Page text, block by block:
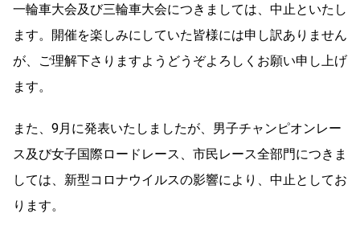
一輪車大会及び三輪車大会につきましては、中止といたし
ます。開催を楽しみにしていた皆様には申し訳ありません
が、ご理解下さりますようどうぞよろしくお願い申し上げ
ます。
また、9月に発表いたしましたが、男子チャンピオンレー
ス及び女子国際ロードレース、市民レース全部門につきま
しては、新型コロナウイルスの影響により、中止としてお
ります。